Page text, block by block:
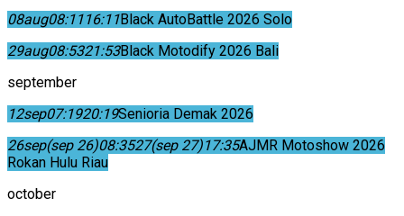
08aug08:1116:11Black AutoBattle 2026 Solo
29aug08:5321:53Black Motodify 2026 Bali
september
12sep07:1920:19Senioria Demak 2026
26sep(sep 26)08:3527(sep 27)17:35AJMR Motoshow 2026
Rokan Hulu Riau
october